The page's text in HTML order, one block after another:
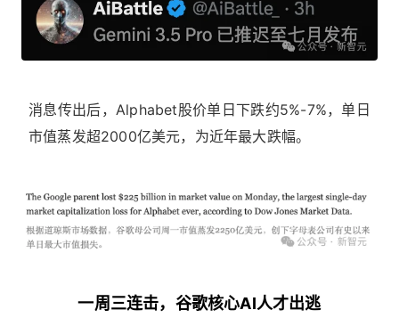
消息传出后，Alphabet股价单日下跌约5%-7%，单日
市值蒸发超2000亿美元，为近年最大跌幅。
一周三连击，谷歌核心AI人才出逃